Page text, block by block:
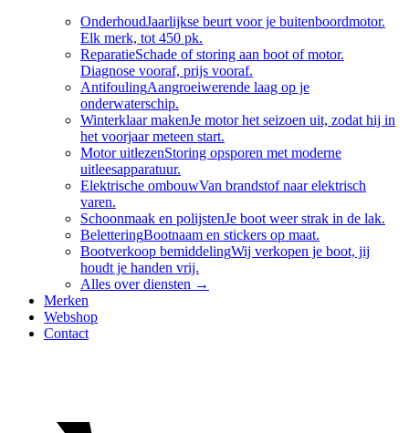
OnderhoudJaarlijkse beurt voor je buitenboordmotor.
Elk merk, tot 450 pk.
ReparatieSchade of storing aan boot of motor.
Diagnose vooraf, prijs vooraf.
AntifoulingAangroeiwerende laag op je
onderwaterschip.
Winterklaar makenJe motor het seizoen uit, zodat hij in
het voorjaar meteen start.
Motor uitlezenStoring opsporen met moderne
uitleesapparatuur.
Elektrische ombouwVan brandstof naar elektrisch
varen.
Schoonmaak en polijstenJe boot weer strak in de lak.
BeletteringBootnaam en stickers op maat.
Bootverkoop bemiddelingWij verkopen je boot, jij
houdt je handen vrij.
Alles overdiensten →
Merken
Webshop
Contact